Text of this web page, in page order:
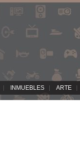
INMUEBLES ARTE